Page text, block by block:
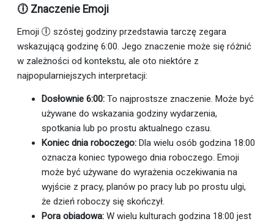
🕕 Znaczenie Emoji
Emoji 🕕 szóstej godziny przedstawia tarczę zegara
wskazującą godzinę 6:00. Jego znaczenie może się różnić
w zależności od kontekstu, ale oto niektóre z
najpopularniejszych interpretacji:
Dosłownie 6:00: To najprostsze znaczenie. Może być
używane do wskazania godziny wydarzenia,
spotkania lub po prostu aktualnego czasu.
Koniec dnia roboczego: Dla wielu osób godzina 18:00
oznacza koniec typowego dnia roboczego. Emoji
może być używane do wyrażenia oczekiwania na
wyjście z pracy, planów po pracy lub po prostu ulgi,
że dzień roboczy się skończył.
Pora obiadowa: W wielu kulturach godzina 18:00 jest